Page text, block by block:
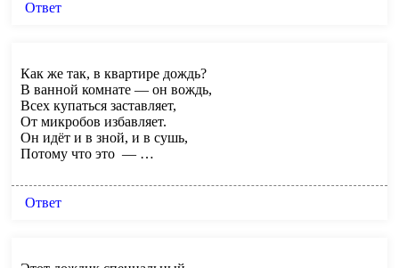
Ответ
Как же так, в квартире дождь?
В ванной комнате — он вождь,
Всех купаться заставляет,
От микробов избавляет.
Он идёт и в зной, и в сушь,
Потому что это — …
Ответ